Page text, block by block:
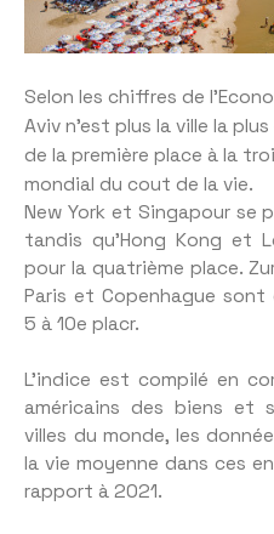
Selon les chiffres de
Aviv n’est plus la ville la
de la première place à la
mondial du cout de la vie.
New York et Singapour se
tandis qu’Hong Kong et
pour la quatrième place.
Paris et Copenhague
5 à 10e placr.
L’indice est compilé en
américains des biens et
villes du monde, les
la vie moyenne dans ces
rapport à 2021.